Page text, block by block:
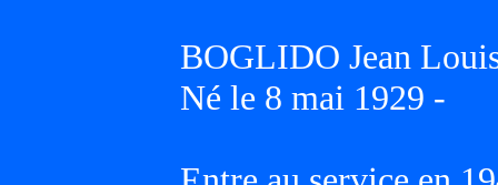
BOGLIDO Jean
Né le 8 mai 1929 -